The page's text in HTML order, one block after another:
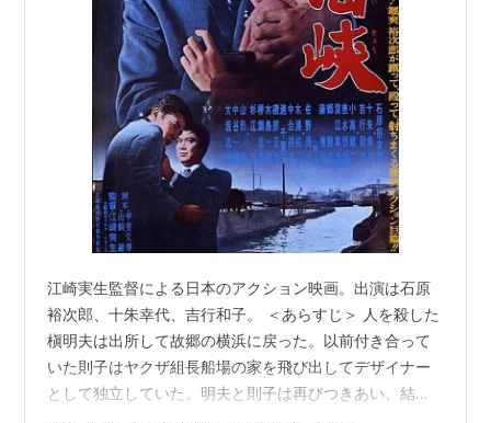
江崎実生監督による日本のアクション映画。出演は石原
裕次郎、十朱幸代、吉行和子。 ＜あらすじ＞ 人を殺した
槇明夫は出所して故郷の横浜に戻った。以前付き合って
いた則子はヤクザ組長船場の家を飛び出してデザイナー
として独立していた。明夫と則子は再びつきあい、結婚